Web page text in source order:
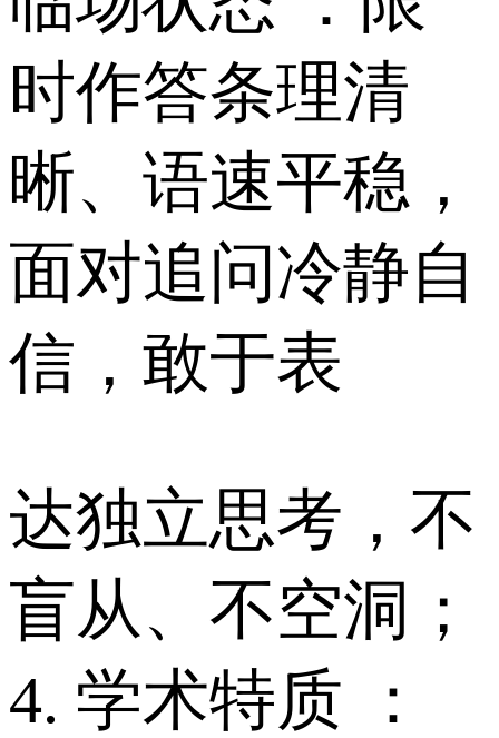
时作答条理清
晰、语速平稳，
面对追问冷静自
信，敢于表
达独立思考，不
盲从、不空洞；
4. 学术特质 ：